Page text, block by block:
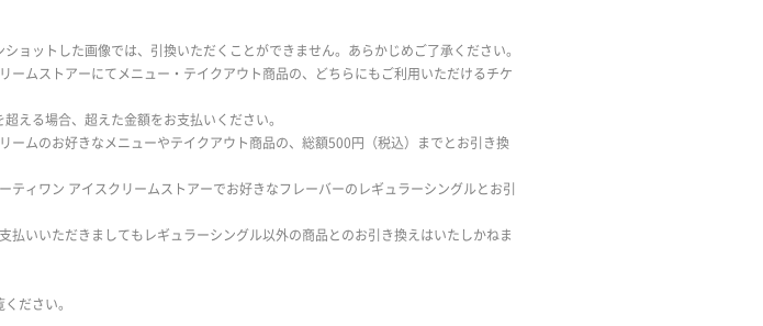
ョットした画像では、引換いただくことができません。あらかじめご了承ください。
ムストアーにてメニュー・テイクアウト商品の、どちらにもご利用いただけるチケ
える場合、超えた金額をお支払いください。
ムのお好きなメニューやテイクアウト商品の、総額500円（税込）までとお引き換
ィワン アイスクリームストアーでお好きなフレーバーのレギュラーシングルとお引
いいただきましてもレギュラーシングル以外の商品とのお引き換えはいたしかねま
ださい。